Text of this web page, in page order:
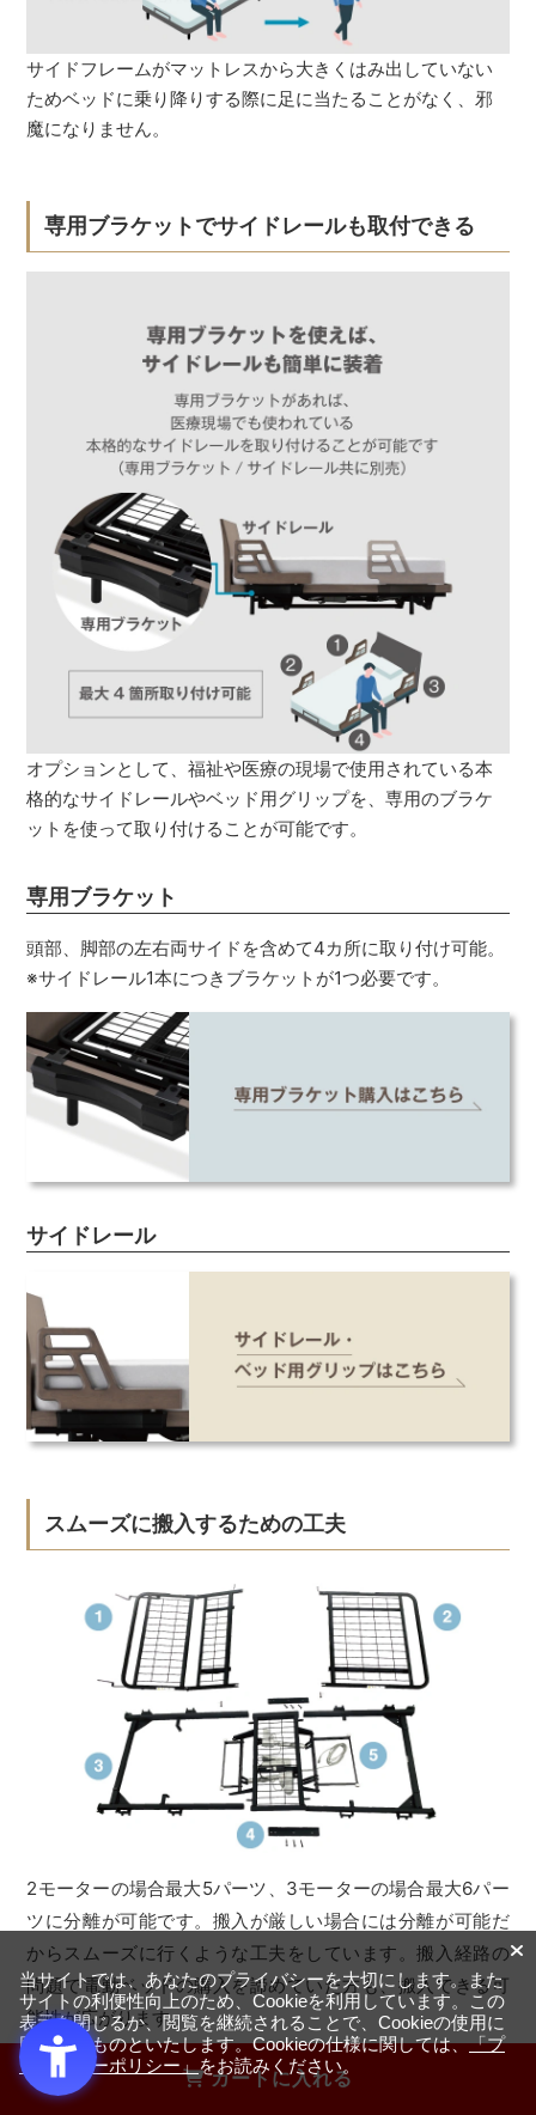
カートに入れる
サイドフレームがマットレスから大きくはみ出していない
ためベッドに乗り降りする際に足に当たることがなく、邪
魔になりません。
専用ブラケットでサイドレールも取付できる
オプションとして、福祉や医療の現場で使用されている本
格的なサイドレールやベッド用グリップを、専用のブラケ
ットを使って取り付けることが可能です。
専用ブラケット
頭部、脚部の左右両サイドを含めて4カ所に取り付け可能。
※サイドレール1本につきブラケットが1つ必要です。
サイドレール
スムーズに搬入するための工夫
2モーターの場合最大5パーツ、3モーターの場合最大6パー
ツに分離が可能です。搬入が厳しい場合には分離が可能だ
からスムーズに行くような工夫をしています。搬入経路の
問題で電動ベッドの購入を諦めていた方も、搬入できる可
能性が広がります。
当サイトでは、あなたのプライバシーを大切にします。また
サイトの利便性向上のため、Cookieを利用しています。この
表示を閉じるか、閲覧を継続されることで、Cookieの使用に
同意するものといたします。Cookieの仕様に関しては、「プ
ライバシーポリシー」をお読みください。